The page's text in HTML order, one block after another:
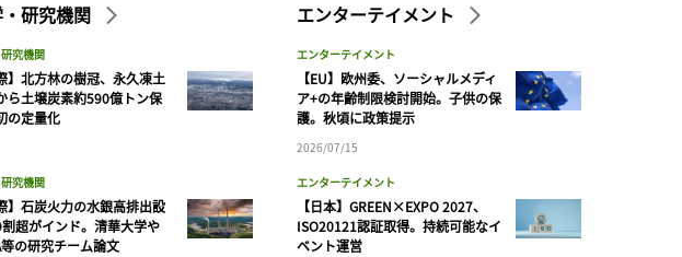
研究機関
究機関
】北方林の樹冠、永久凍土
ら土壌炭素約590億トン保
の定量化
究機関
】石炭火力の水銀高排出設
超がインド。清華大学や
等の研究チーム論文
エンターテイメント
エンターテイメント
【EU】欧州委、ソーシャルメディ
ア+の年齢制限検討開始。子供の保
護。秋頃に政策提示
2026/07/15
エンターテイメント
【日本】GREEN×EXPO 2027、
ISO20121認証取得。持続可能なイ
ベント運営